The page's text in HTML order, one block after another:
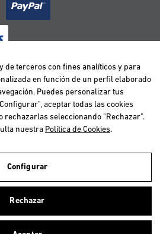
de terceros para realizar el análisis de la
y de este modo poder ofrecer un mejor
clicaaquí.
/ BELGIQUE
DEUTSCHLAND
ESPAÑA
FRANCE
ITALIA
NEDERLAND
ÖSTERREICH
PORTUGAL
de terceros con fines analíticos y para
en función de un perfil elaborado
Puedes personalizar tus
aceptar todas las cookies
rechazarlas seleccionando "Rechazar".
nuestra Política de Cookies.
Configurar
Rechazar